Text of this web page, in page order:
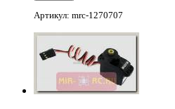
Артикул: mrc-1270707